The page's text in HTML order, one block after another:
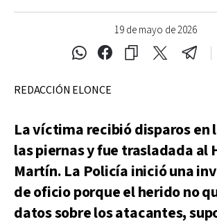
19 de mayo de 2026
REDACCIÓN ELONCE
La víctima recibió disparos en
las piernas y fue trasladada al
Martín. La Policía inició una
de oficio porque el herido no
datos sobre los atacantes,